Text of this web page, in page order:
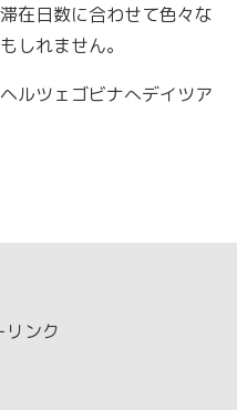
在日数に合わせて色々な
しれません。
ルツェゴビナへデイツア
リンク